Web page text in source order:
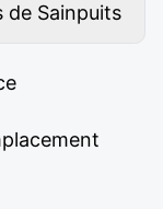
de Sainpuits